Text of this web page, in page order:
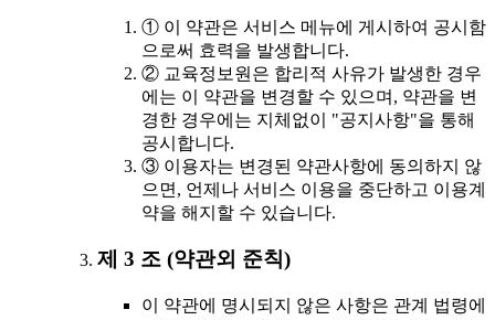
① 이 약관은 서비스 메뉴에 게시하여 공시함
으로써 효력을 발생합니다.
② 교육정보원은 합리적 사유가 발생한 경우
에는 이 약관을 변경할 수 있으며, 약관을 변
경한 경우에는 지체없이 "공지사항"을 통해
공시합니다.
③ 이용자는 변경된 약관사항에 동의하지 않
으면, 언제나 서비스 이용을 중단하고 이용계
약을 해지할 수 있습니다.
제 3 조 (약관외 준칙)
이 약관에 명시되지 않은 사항은 관계 법령에